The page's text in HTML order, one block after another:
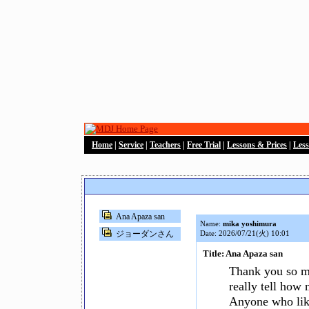
Home Service Teachers Free Trial Lessons & Prices
Ana Apaza san
ジョーダンさん
Name: mika yoshimura
Date: 2026/07/21(火) 10:01
Title: Ana Apaza san
Thank you so
really tell how
Anyone who